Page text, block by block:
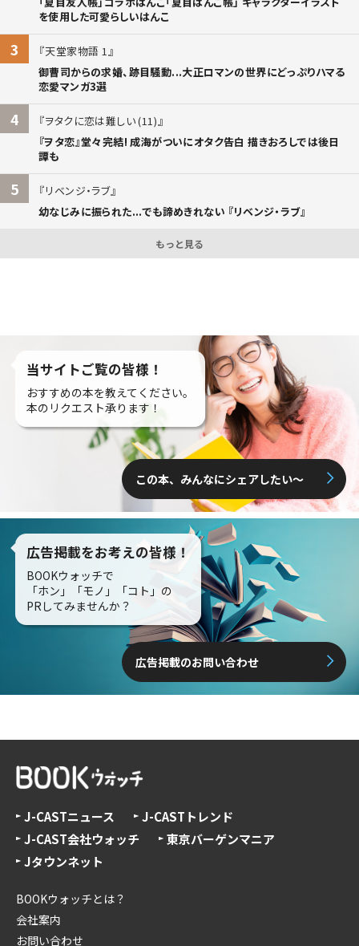
を使用した可愛らしいはんこ
3
天堂家物語 1
御曹司からの求婚、跡目騒動...大正ロマンの世界にどっぷりハマる
恋愛マンガ3選
4
ヲタクに恋は難しい (11)
『ヲタ恋』堂々完結! 成海がついにオタク告白 描きおろしでは後日
譚も
5
リベンジ・ラブ
幼なじみに振られた...でも諦めきれない 『リベンジ・ラブ』
もっと見る
当サイトご覧の皆様！
おすすめの本を教えてください。
本のリクエスト承ります！
この本、みんなにシェアしたい〜
広告掲載をお考えの皆様！
BOOKウォッチで
「ホン」「モノ」「コト」の
PRしてみませんか？
広告掲載のお問い合わせ
J-CASTニュース
J-CASTトレンド
J-CAST会社ウォッチ
東京バーゲンマニア
Jタウンネット
BOOKウォッチとは？
会社案内
お問い合わせ